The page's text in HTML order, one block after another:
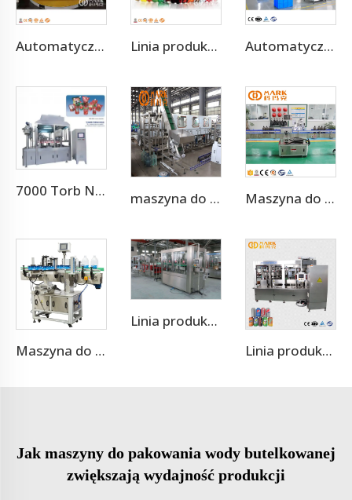
Automatyczna maszyna nawijająca Linia produkcyjna butelkowania napojów gazowanych Automatyczna szybkobieżna maszyna do cięcia butelek PE PVC PET
7000 Torb Na Godzinę Maszyna do Napełniania i Zakrywania Torb Stojących maszyna do butelkowania wody 300 Bph 5 galonów Maszyna do naklejania samoprzylepnych etykiet
Maszyna do naklejania samoprzylepnych etykiet na butelki PET lub szklane butelki
Linia produkcyjna maszyny do napełniania puszek napojami energetycznymi
Linia produkcji aluminiowych puszek z napojami gazowanymi
Jak maszyny do pakowania wody butelkowanej
zwiększają wydajność produkcji